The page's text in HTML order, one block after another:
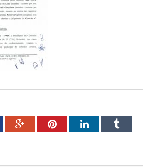
Google+PinterestLinkedInTumblr